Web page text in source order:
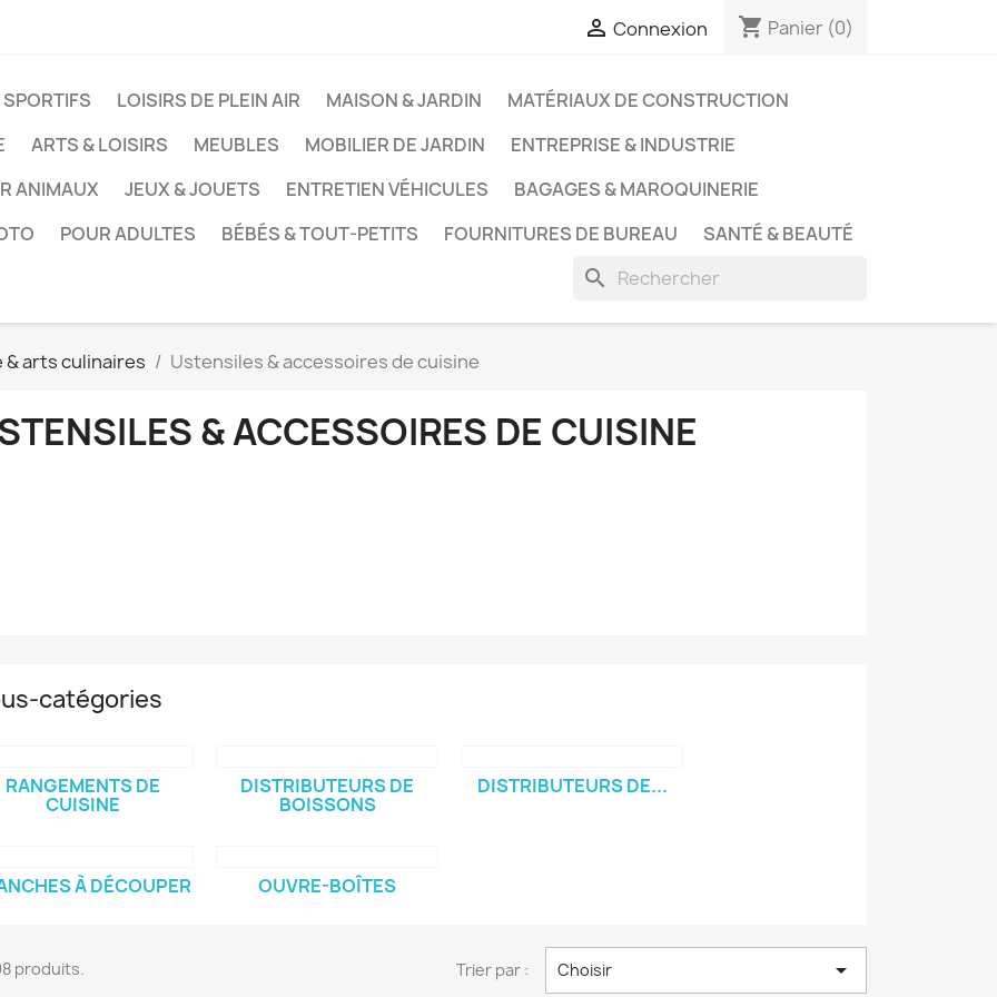
 Connexion shopping_cart Panier (0)
LOISIRS DE PLEIN AIR MAISON & JARDIN
MATÉRIAUX DE CONSTRUCTION
ARTS & LOISIRS MEUBLES MOBILIER DE JARDIN
ENTREPRISE & INDUSTRIE
ANIMAUX
JEUX & JOUETS ENTRETIEN VÉHICULES
BAGAGES & MAROQUINERIE
POUR ADULTES BÉBÉS & TOUT-PETITS FOURNITURES DE BUREAU SANTÉ & BEAUTÉ
search
& arts culinaires Ustensiles & accessoires de cuisine
& ACCESSOIRES DE CUISINE
catégories
RANGEMENTS DE
CUISINE
DISTRIBUTEURS DE
BOISSONS
DISTRIBUTEURS DE...
À DÉCOUPER OUVRE-BOÎTES
produits. Trier par : Choisir 